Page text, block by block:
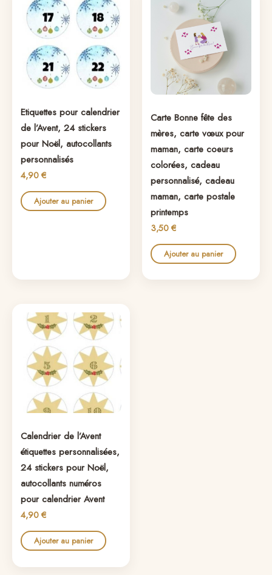
Etiquettes pour calendrier
de l’Avent, 24 stickers
pour Noël, autocollants
personnalisés
4,90 €
Ajouter au panier
Carte Bonne fête des
mères, carte vœux pour
maman, carte coeurs
colorées, cadeau
personnalisé, cadeau
maman, carte postale
printemps
3,50 €
Ajouter au panier
Calendrier de l’Avent
étiquettes personnalisées,
24 stickers pour Noël,
autocollants numéros
pour calendrier Avent
4,90 €
Ajouter au panier